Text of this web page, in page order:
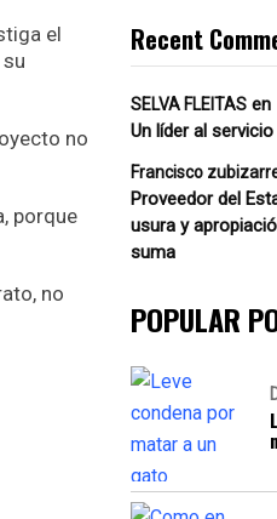
el
no
porque
no
Recent
SELVA FLEITAS en
Un líder al
Francisco
Proveedor del
usura y
suma
POPULAR